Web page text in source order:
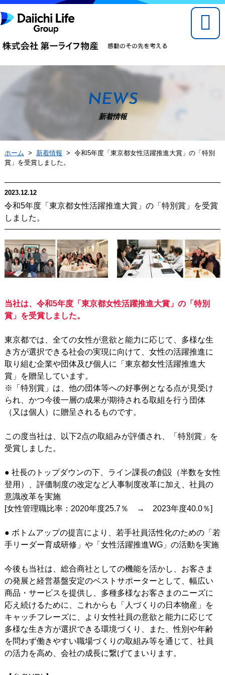
NEWS
新着情報
ホーム > 新着情報 > 令和5年度「東京都女性活躍推進大賞」の「特別
賞」を受賞しました。
2023.12.12
令和5年度「東京都女性活躍推進大賞」の「特別賞」を受賞
しました。
当社は、令和5年度「東京都女性活躍推進大賞」の「特別
賞」を受賞しました。
東京都では、全ての女性が意欲と能力に応じて、多様な生
き方が選択できる社会の実現に向けて、女性の活躍推進に
取り組む企業や団体及び個人に「東京都女性活躍推進大
賞」を贈呈しています。
※「特別賞」は、他の団体等への好事例となる点が見受け
られ、かつ今後一層の成果が期待される取組を行う団体
（又は個人）に贈呈されるものです。
この度当社は、以下2点の取組みが評価され、「特別賞」を
受賞しました。
● 社長のトップダウンの下、ライン課長の創設（半数を女性
登用）、評価制度の改定など人事制度改革に加え、社員の
意識改革を実施
[女性管理職比率：2020年度25.7％ → 2023年度40.0％]
● ボトムアップの提言により、若手社員活性化のための「若
手リーダー育成研修」や「女性活躍推進WG」の活動を実施
今後も当社は、総合商社としての機能を活かし、お客さま
の発展と経営基盤安定のベストサポーターとして、幅広い
商品・サービスを提供し、多種多様なお客さまのニーズに
応え続けるために、これからも「人づくりの日本物産」を
キャッチフレーズに、より女性社員の意欲と能力に応じて
多様な生き方が選択できる環境づくり、また、性別や年齢
を問わず働きやすい職場づくりの取組み等を通じて、社員
の活力を高め、会社の成長に繋げてまいります。